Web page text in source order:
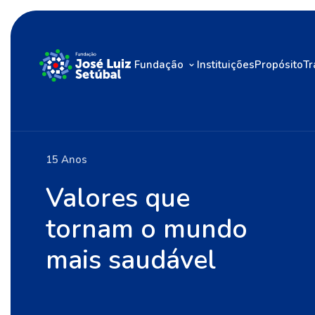
Fundação InstituiçõesPropósito
15 Anos
Valores que
tornam o mundo
mais saudável